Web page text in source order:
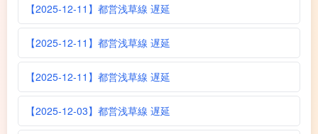
【2025-12-11】都営浅草線 遅延
【2025-12-11】都営浅草線 遅延
【2025-12-11】都営浅草線 遅延
【2025-12-03】都営浅草線 遅延